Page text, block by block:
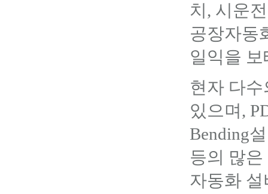
치, 시운
공장자동
일익을
현자 다
있으며,
Bending
등의 많은
자동화